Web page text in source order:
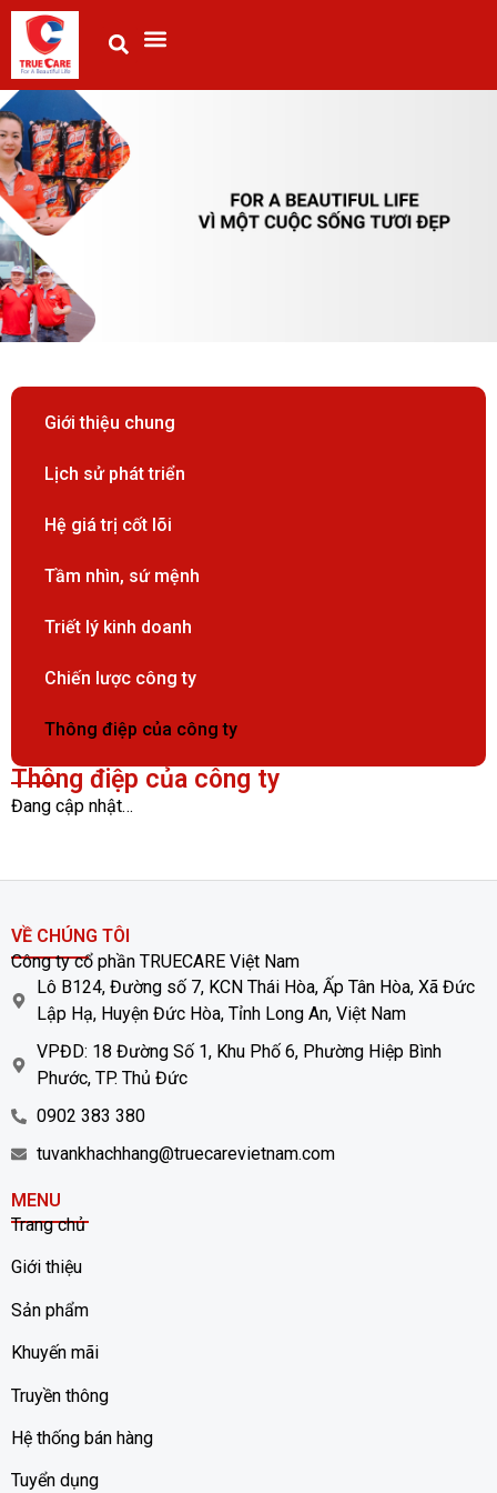
Giới thiệu chung
Lịch sử phát triển
Hệ giá trị cốt lõi
Tầm nhìn, sứ mệnh
Triết lý kinh doanh
Chiến lược công ty
Thông điệp của công ty
Thông điệp của công ty
Đang cập nhật…
VỀ CHÚNG TÔI
Công ty cổ phần TRUECARE Việt Nam
Lô B124, Đường số 7, KCN Thái Hòa, Ấp Tân Hòa, Xã Đức
Lập Hạ, Huyện Đức Hòa, Tỉnh Long An, Việt Nam
VPĐD: 18 Đường Số 1, Khu Phố 6, Phường Hiệp Bình
Phước, TP. Thủ Đức
0902 383 380
tuvankhachhang@truecarevietnam.com
MENU
Trang chủ
Giới thiệu
Sản phẩm
Khuyến mãi
Truyền thông
Hệ thống bán hàng
Tuyển dụng